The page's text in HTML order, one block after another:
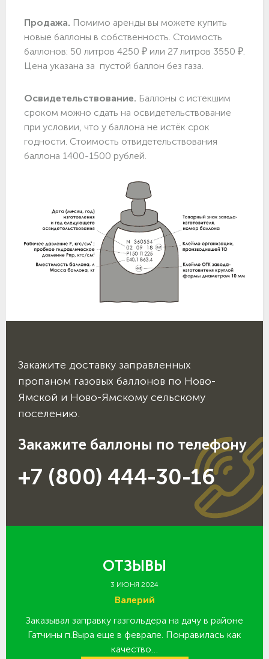
Продажа. Помимо аренды вы можете купить
новые баллоны в собственность. Стоимость
баллонов: 50 литров 4250 ₽ или 27 литров 3550 ₽.
Цена указана за пустой баллон без газа.
Освидетельствование. Баллоны с истекшим
сроком можно сдать на освидетельствование
при условии, что у баллона не истёк срок
годности. Стоимость отвидетельствования
баллона 1400-1500 рублей.
Закажите доставку заправленных
пропаном газовых баллонов по Ново-
Ямской и Ново-Ямскому сельскому
поселению.
Закажите баллоны по телефону
+7 (800) 444-30-16
ОТЗЫВЫ
3 ИЮНЯ 2024
Валерий
Заказывал заправку газгольдера на дачу в районе
Гатчины п.Выра еще в феврале. Понравилась как
качество…